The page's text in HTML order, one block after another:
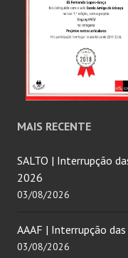
MAIS RECENTE
SALTO | Interrupção
2026
03/08/2026
AAAF | Interrupção
03/08/2026